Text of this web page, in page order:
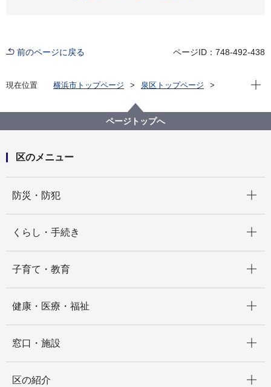
前のページに戻る ページID：748-492-438
現在位置 横浜市トップページ
泉区トップページ
いずみ福祉保健センターからのお知らせ
現在
ページトップへ
区のメニュー
防災・防犯
くらし・手続き
子育て・教育
健康・医療・福祉
窓口・施設
区の紹介